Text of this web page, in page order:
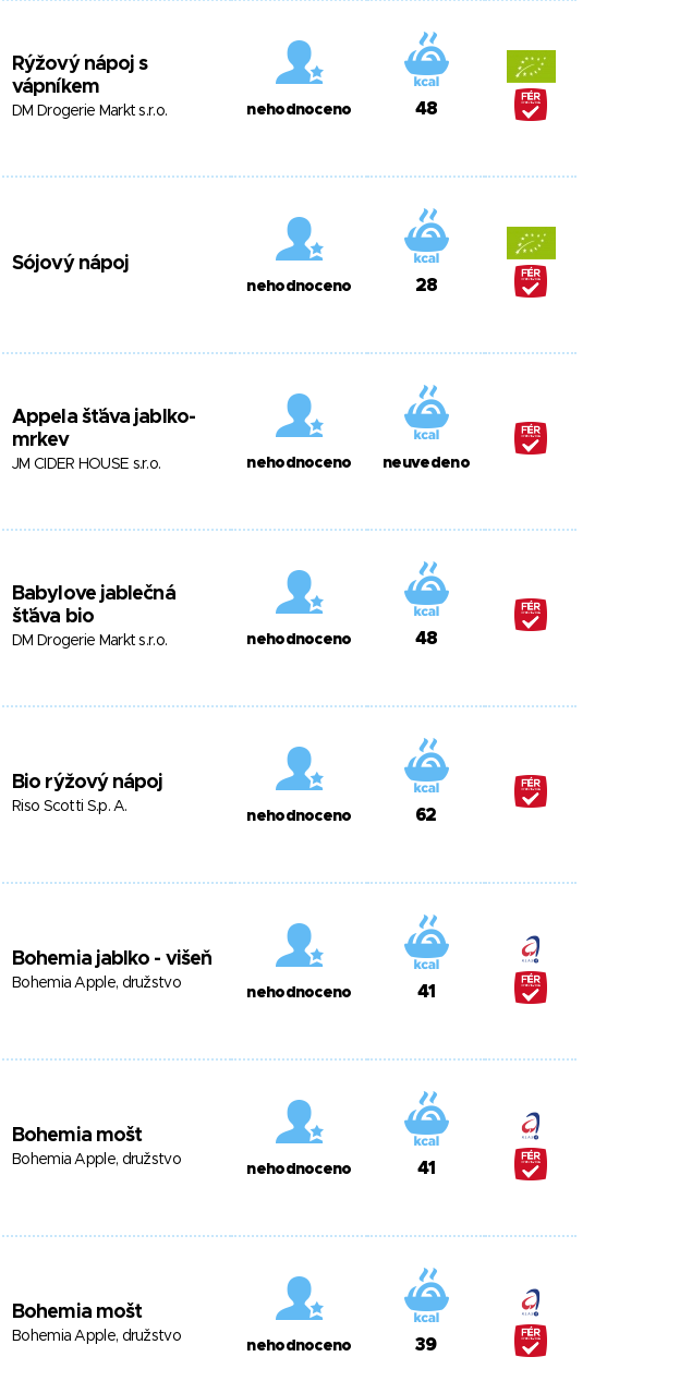
Rýžový nápoj s
vápníkem
DM Drogerie Markt s.r.o. nehodnoceno 48
Sójový nápoj
nehodnoceno 28
Appela šťáva jablko-
mrkev
JM CIDER HOUSE s.r.o. nehodnoceno neuvedeno
Babylove jablečná
šťáva bio
DM Drogerie Markt s.r.o. nehodnoceno 48
Bio rýžový nápoj
Riso Scotti S.p. A.
nehodnoceno 62
Bohemia jablko - višeň
Bohemia Apple, družstvo
nehodnoceno 41
Bohemia mošt
Bohemia Apple, družstvo
nehodnoceno 41
Bohemia mošt
Bohemia Apple, družstvo
nehodnoceno 39